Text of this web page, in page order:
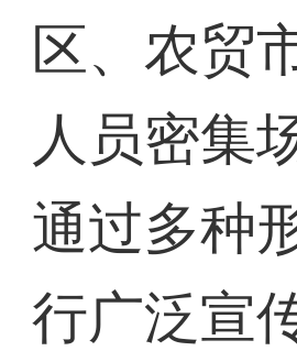
区、农贸
人员密集
通过多种
行广泛宣